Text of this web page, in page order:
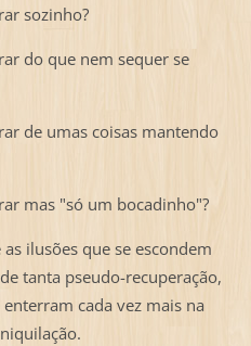
sozinho?
do que nem sequer se
de umas coisas mantendo
mas "só um bocadinho"?
ilusões que se escondem
tanta pseudo-recuperação,
cada vez mais na